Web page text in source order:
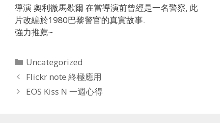
導演 奧利微馬歇爾 在當導演前曾經是一名警察, 此
片改編於1980巴黎警官的真實故事.
強力推薦~
Categories
Uncategorized
Flickr note 終極應用
EOS Kiss N 一週心得